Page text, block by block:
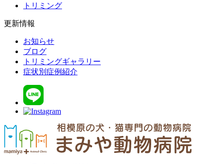
トリミング
更新情報
お知らせ
ブログ
トリミングギャラリー
症状別症例紹介